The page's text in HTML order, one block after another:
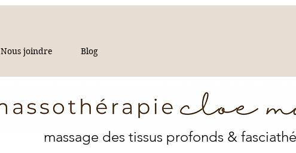
Nous joindre Blog
massage des tissus profonds &